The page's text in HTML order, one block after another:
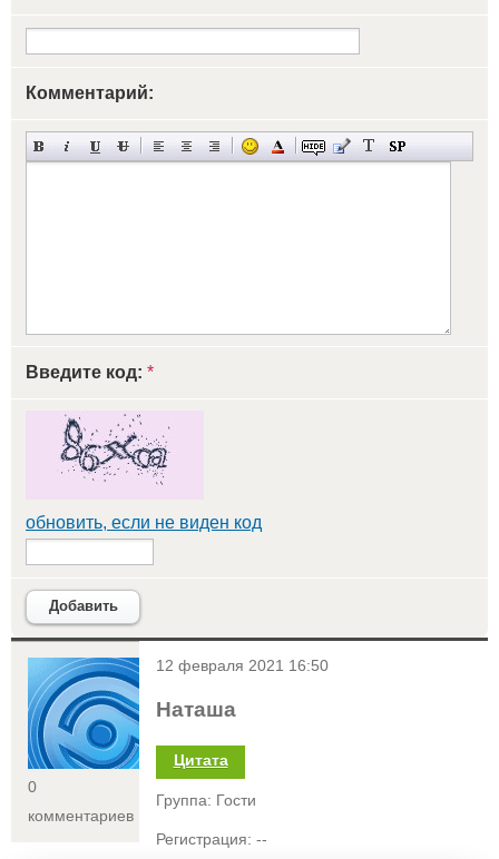
Комментарий:
Введите код: *
обновить, если не виден код
Добавить
<
0
комментариев
12 февраля 2021 16:50
Наташа
Цитата
Группа: Гости
Регистрация: --